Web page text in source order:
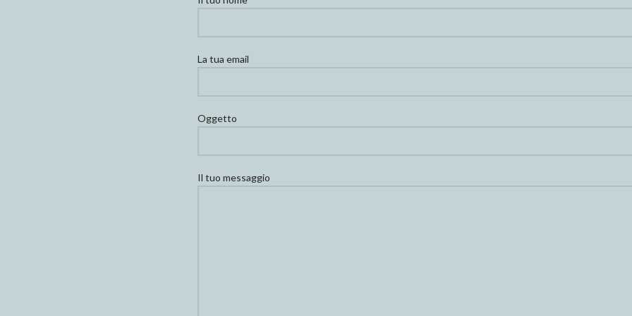
La tua email
Oggetto
Il tuo messaggio